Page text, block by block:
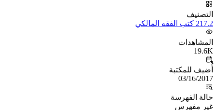
التصنيف
217.2 كتب الفقه المالكي
المشاهدات
19.6K
أُضيف للمكتبة
03/16/2017
حالة الفهرسة
غير مفهرس